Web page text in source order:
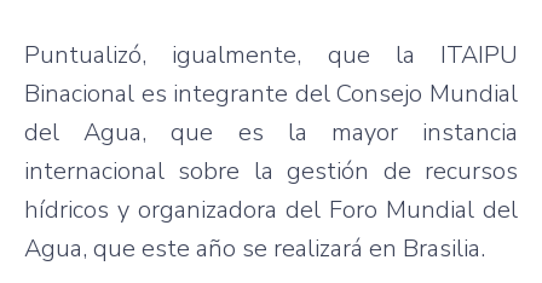
Puntualizó, igualmente, que la ITAIPU
Binacional es integrante del Consejo Mundial
del Agua, que es la mayor instancia
internacional sobre la gestión de recursos
hídricos y organizadora del Foro Mundial del
Agua, que este año se realizará en Brasilia.